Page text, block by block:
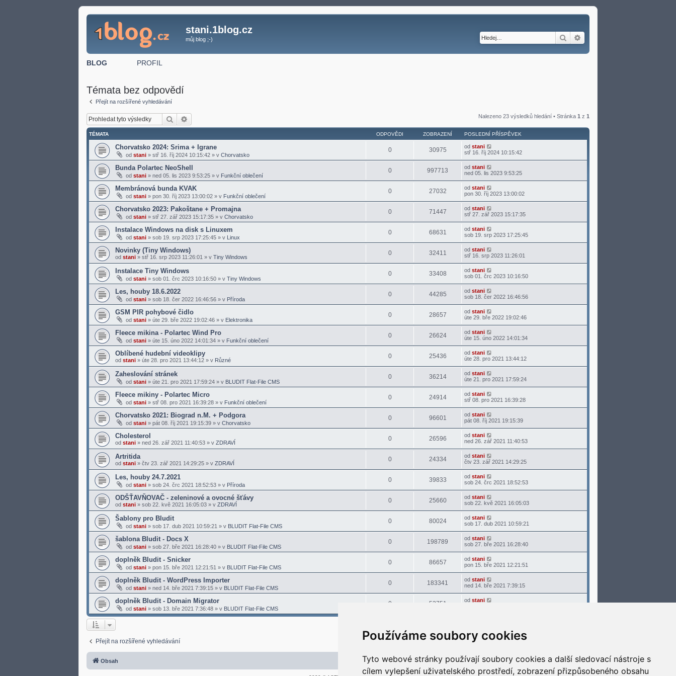
Používáme soubory cookies
Tyto webové stránky používají soubory cookies a další sledovací nástroje s
cílem vylepšení uživatelského prostředí, zobrazení přizpůsobeného obsahu
stani.1blog.cz
můj blog ;-) Hledat
BLOG PROFIL
Témata bez odpovědí
Přejít na rozšířené vyhledávání
Hledat Nalezeno 23 výsledků hledání • Stránka 1 z 1
TÉMATA ODPOVĚDI ZOBRAZENÍ POSLEDNÍ PŘÍSPĚVEK
Chorvatsko 2024: Srima + Igrane
od stani » stř 16. říj 2024 10:15:42 » v Chorvatsko
0 30975 od stani
stř 16. říj 2024 10:15:42
Bunda Polartec NeoShell
od stani » ned 05. lis 2023 9:53:25 » v Funkční oblečení
0 997713 od stani
ned 05. lis 2023 9:53:25
Membránová bunda KVAK
od stani » pon 30. říj 2023 13:00:02 » v Funkční oblečení
0 27032 od stani
pon 30. říj 2023 13:00:02
Chorvatsko 2023: Pakoštane + Promajna
od stani » stř 27. zář 2023 15:17:35 » v Chorvatsko
0 71447 od stani
stř 27. zář 2023 15:17:35
Instalace Windows na disk s Linuxem
od stani » sob 19. srp 2023 17:25:45 » v Linux
0 68631 od stani
sob 19. srp 2023 17:25:45
Novinky (Tiny Windows)
od stani » stř 16. srp 2023 11:26:01 » v Tiny Windows
0 32411 od stani
stř 16. srp 2023 11:26:01
Instalace Tiny Windows
od stani » sob 01. črc 2023 10:16:50 » v Tiny Windows
0 33408 od stani
sob 01. črc 2023 10:16:50
Les, houby 18.6.2022
od stani » sob 18. čer 2022 16:46:56 » v Příroda
0 44285 od stani
sob 18. čer 2022 16:46:56
GSM PIR pohybové čidlo
od stani » úte 29. bře 2022 19:02:46 » v Elektronika
0 28657 od stani
úte 29. bře 2022 19:02:46
Fleece mikina - Polartec Wind Pro
od stani » úte 15. úno 2022 14:01:34 » v Funkční oblečení
0 26624 od stani
úte 15. úno 2022 14:01:34
Oblíbené hudební videoklipy
od stani » úte 28. pro 2021 13:44:12 » v Různé
0 25436 od stani
úte 28. pro 2021 13:44:12
Zaheslování stránek
od stani » úte 21. pro 2021 17:59:24 » v BLUDIT Flat-File CMS
0 36214 od stani
úte 21. pro 2021 17:59:24
Fleece mikiny - Polartec Micro
od stani » stř 08. pro 2021 16:39:28 » v Funkční oblečení
0 24914 od stani
stř 08. pro 2021 16:39:28
Chorvatsko 2021: Biograd n.M. + Podgora
od stani » pát 08. říj 2021 19:15:39 » v Chorvatsko
0 96601 od stani
pát 08. říj 2021 19:15:39
Cholesterol
od stani » ned 26. zář 2021 11:40:53 » v ZDRAVÍ
0 26596 od stani
ned 26. zář 2021 11:40:53
Artritida
od stani » čtv 23. zář 2021 14:29:25 » v ZDRAVÍ
0 24334 od stani
čtv 23. zář 2021 14:29:25
Les, houby 24.7.2021
od stani » sob 24. črc 2021 18:52:53 » v Příroda
0 39833 od stani
sob 24. črc 2021 18:52:53
ODŠŤAVŇOVAČ - zeleninové a ovocné šťávy
od stani » sob 22. kvě 2021 16:05:03 » v ZDRAVÍ
0 25660 od stani
sob 22. kvě 2021 16:05:03
Šablony pro Bludit
od stani » sob 17. dub 2021 10:59:21 » v BLUDIT Flat-File CMS
0 80024 od stani
sob 17. dub 2021 10:59:21
šablona Bludit - Docs X
od stani » sob 27. bře 2021 16:28:40 » v BLUDIT Flat-File CMS
0 198789 od stani
sob 27. bře 2021 16:28:40
doplněk Bludit - Snicker
od stani » pon 15. bře 2021 12:21:51 » v BLUDIT Flat-File CMS
0 86657 od stani
pon 15. bře 2021 12:21:51
doplněk Bludit - WordPress Importer
od stani » ned 14. bře 2021 7:39:15 » v BLUDIT Flat-File CMS
0 183341 od stani
ned 14. bře 2021 7:39:15
doplněk Bludit - Domain Migrator
od stani » sob 13. bře 2021 7:36:48 » v BLUDIT Flat-File CMS
0 53751 od stani
Přejít na rozšířené vyhledávání
Obsah Všechny časy jsou vUTC+02:00
Smazat cookies
Kontaktujte mě/nás